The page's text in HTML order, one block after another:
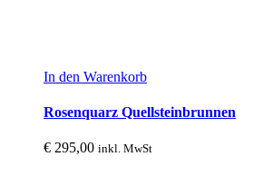
In den Warenkorb
Rosenquarz Quellsteinbrunnen
€ 295,00 inkl. MwSt